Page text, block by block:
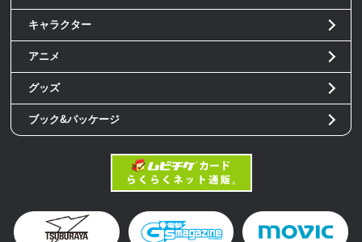
キャラクター
アニメ
グッズ
ブック&パッケージ